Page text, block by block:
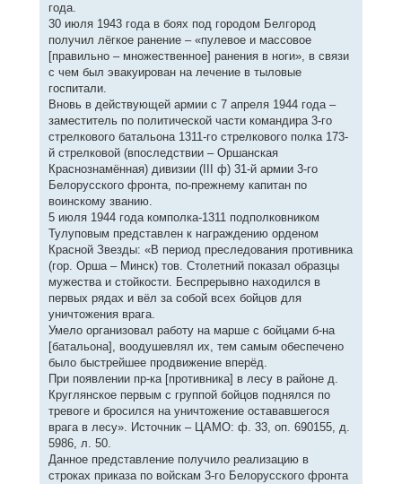
года.
30 июля 1943 года в боях под городом Белгород
получил лёгкое ранение – «пулевое и массовое
[правильно – множественное] ранения в ноги», в связи
с чем был эвакуирован на лечение в тыловые
госпитали.
Вновь в действующей армии с 7 апреля 1944 года –
заместитель по политической части командира 3-го
стрелкового батальона 1311-го стрелкового полка 173-
й стрелковой (впоследствии – Оршанская
Краснознамённая) дивизии (III ф) 31-й армии 3-го
Белорусского фронта, по-прежнему капитан по
воинскому званию.
5 июля 1944 года комполка-1311 подполковником
Тулуповым представлен к награждению орденом
Красной Звезды: «В период преследования противника
(гор. Орша – Минск) тов. Столетний показал образцы
мужества и стойкости. Беспрерывно находился в
первых рядах и вёл за собой всех бойцов для
уничтожения врага.
Умело организовал работу на марше с бойцами б-на
[батальона], воодушевлял их, тем самым обеспечено
было быстрейшее продвижение вперёд.
При появлении пр-ка [противника] в лесу в районе д.
Круглянское первым с группой бойцов поднялся по
тревоге и бросился на уничтожение остававшегося
врага в лесу». Источник – ЦАМО: ф. 33, оп. 690155, д.
5986, л. 50.
Данное представление получило реализацию в
строках приказа по войскам 3-го Белорусского фронта